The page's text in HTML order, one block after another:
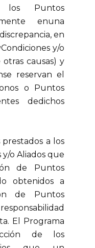
Puntos
enuna
en
y/o
causas) y
reservan el
o Puntos
dedichos
prestados a los
o Aliados que
de Puntos
obtenidos a
de Puntos
El Programa
de los